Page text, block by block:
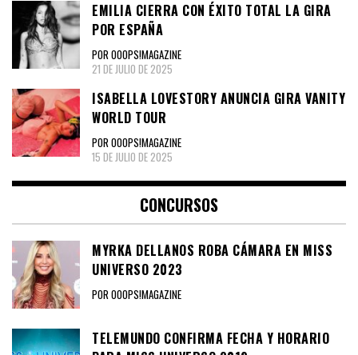
EMILIA CIERRA CON ÉXITO TOTAL LA GIRA
POR ESPAÑA
POR OOOPS!MAGAZINE
21 DE JULIO DE 2025
ISABELLA LOVESTORY ANUNCIA GIRA VANITY
WORLD TOUR
POR OOOPS!MAGAZINE
15 DE JULIO DE 2025
CONCURSOS
MYRKA DELLANOS ROBA CÁMARA EN MISS
UNIVERSO 2023
POR OOOPS!MAGAZINE
TELEMUNDO CONFIRMA FECHA Y HORARIO